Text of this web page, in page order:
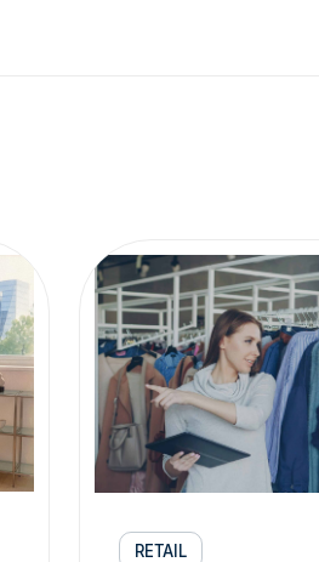
RETAIL